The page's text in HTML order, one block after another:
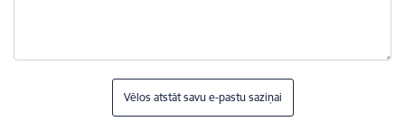
Vēlos atstāt savu e-pastu saziņai